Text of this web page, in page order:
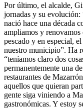
Por último, el alcalde,
jornadas y su evolución:
nació hace una década
ampliamos y
pescado y en especial,
nuestro municipio”. Ha
“teníamos claro dos
permanentemente una
restaurantes de
aquellos que quieran
gente siga viniendo a
gastronómicas. Y estoy